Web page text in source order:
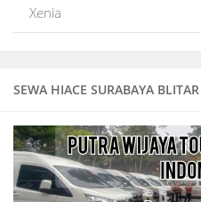
SEWA HIACE SURABAYA
Xenia